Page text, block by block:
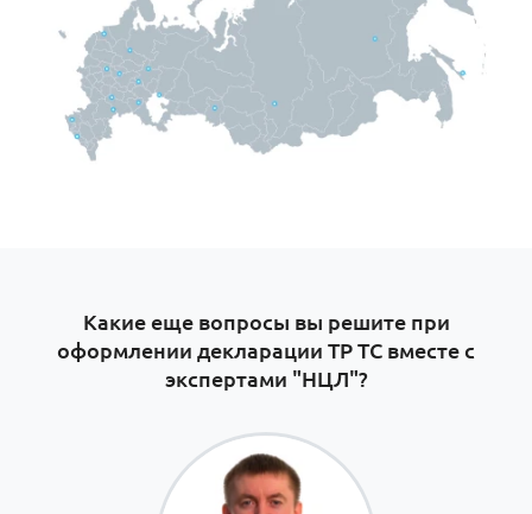
Какие еще вопросы вы решите при
оформлении декларации ТР ТС вместе с
экспертами "НЦЛ"?